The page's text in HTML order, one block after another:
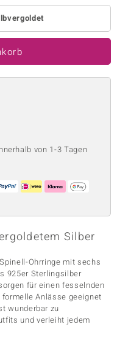
von 1-3 Tagen
Silber
Ohrringe mit sechs
925er Sterlingsilber
für einen fesselnden
Anlässe geeignet
wunderbar zu
und verleiht jedem